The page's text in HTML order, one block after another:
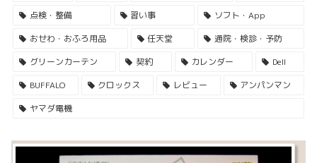
点検・整備
習い事
ソフト・App
おせわ・おふろ用品
任天堂
通院・検診・予防
グリーンカーテン
契約 カレンダー
Dell
BUFFALO
クロックス レビュー
アンパンマン
ヤマダ電機